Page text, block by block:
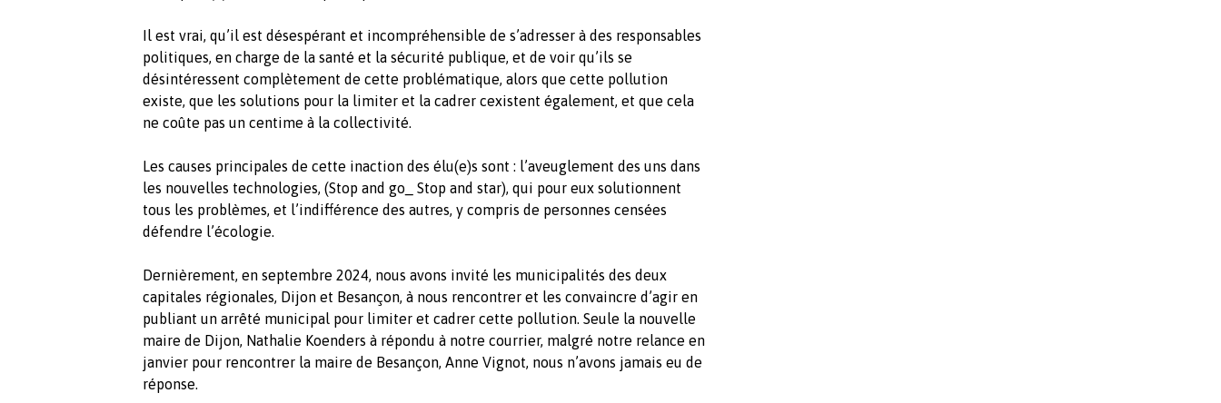
Il est vrai, qu’il est désespérant et incompréhensible de s’adresser à des responsables
politiques, en charge de la santé et la sécurité publique, et de voir qu’ils se
désintéressent complètement de cette problématique, alors que cette pollution
existe, que les solutions pour la limiter et la cadrer cexistent également, et que cela
ne coûte pas un centime à la collectivité.
Les causes principales de cette inaction des élu(e)s sont : l’aveuglement des uns dans
les nouvelles technologies, (Stop and go_ Stop and star), qui pour eux solutionnent
tous les problèmes, et l’indifférence des autres, y compris de personnes censées
défendre l’écologie.
Dernièrement, en septembre 2024, nous avons invité les municipalités des deux
capitales régionales, Dijon et Besançon, à nous rencontrer et les convaincre d’agir en
publiant un arrêté municipal pour limiter et cadrer cette pollution. Seule la nouvelle
maire de Dijon, Nathalie Koenders à répondu à notre courrier, malgré notre relance en
janvier pour rencontrer la maire de Besançon, Anne Vignot, nous n’avons jamais eu de
réponse.